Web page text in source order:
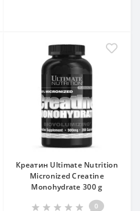
Креатин Ultimate Nutrition
Micronized Creatine
Monohydrate 300 g
0